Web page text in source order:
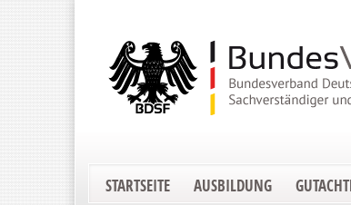
STARTSEITE AUSBILDUNG